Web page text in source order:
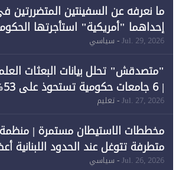
ما نعرفه عن السفينتين المتضررتين
إحداهما "أمريكية" استأجرتها
احتياجات الطاقة
Jul. 29, 2026- سياسي
"متصدقش" تحلل بيانات البعثات
| 6
Jul. 27, 2026- تعليم
مخططات الاستيطان مستمرة | منظمة
متطرفة تتوغل عند الحدود اللبنانية
خرق الحدود
Jul. 26, 2026- سياسي